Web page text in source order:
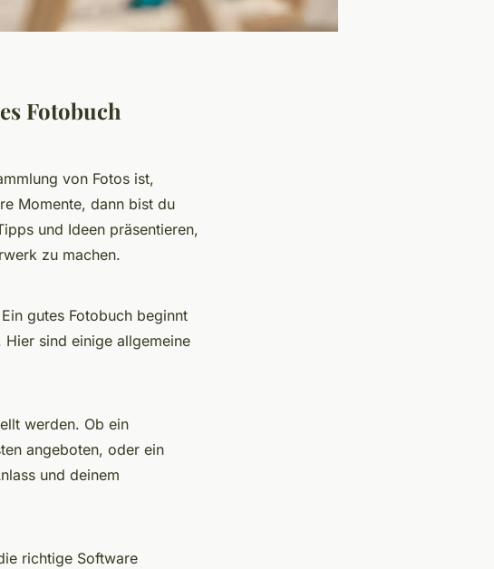
Fotobuch
von Fotos ist,
Momente, dann bist du
und Ideen präsentieren,
zu machen.
gutes Fotobuch beginnt
sind einige allgemeine
werden. Ob ein
angeboten, oder ein
und deinem
richtige Software